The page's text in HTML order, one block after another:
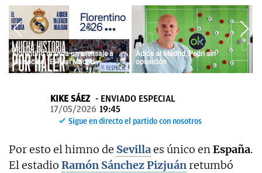
OKDIARIO
Florentino manda un mensaje a
los socios: "El Real Madrid
siempre fue vuestro y siempre lo
Adiós al Madrid, Pedri sin
oposición
KIKE SÁEZ
ENVIADO ESPECIAL
17/05/2026 19:45
Sigue en directo el partido con nosotros
Por esto el himno de Sevillaes único enEspaña.
El estadio Ramón Sánchez Pizjuánretumbó